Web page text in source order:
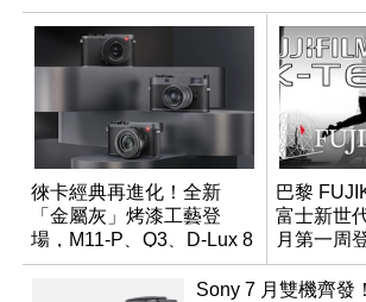
徠卡經典再進化！全新
「金屬灰」烤漆工藝登
場，M11-P、Q3、D-Lux 8
領銜換裝
巴黎
富士新世
月第一周
Sony 7 月雙機齊發